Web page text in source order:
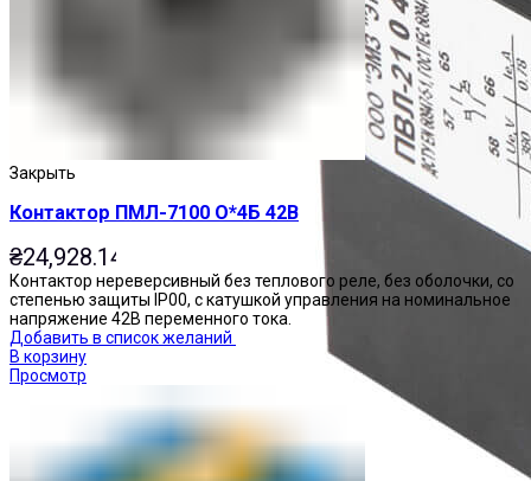
Закрыть
Контактор ПМЛ-7100 О*4Б 42В
₴24,928.14
Контактор нереверсивный без теплового реле, без оболочки, со
степенью защиты IP00, с катушкой управления на номинальное
напряжение 42В переменного тока.
Добавить в список желаний
В корзину
Просмотр